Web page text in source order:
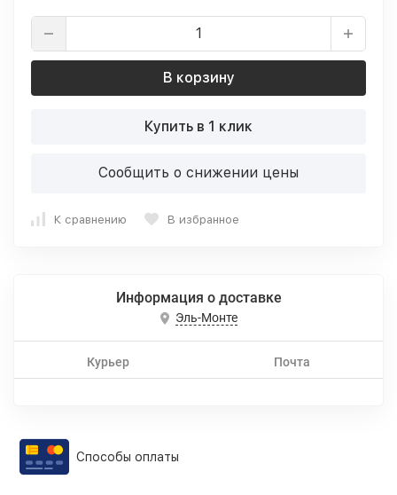
В корзину
Купить в 1 клик
Сообщить о снижении цены
К сравнению В избранное
Информация о доставке
Эль-Монте
Курьер Почта
Способы оплаты